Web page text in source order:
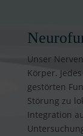
Unser
Körper.
gestörten
Störung zu
Integration